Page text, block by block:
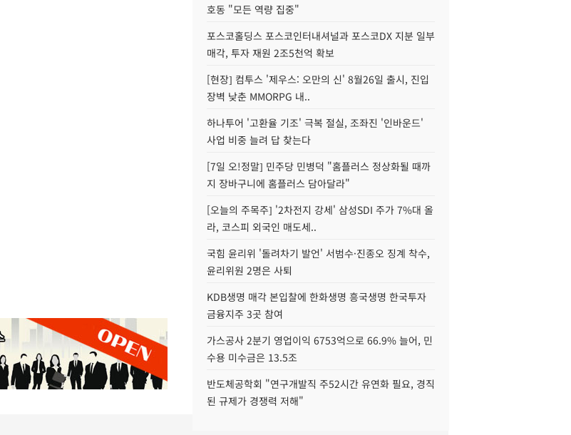
호동 "모든 역량 집중"
포스코홀딩스 포스코인터내셔널과 포스코DX 지분 일부
매각, 투자 재원 2조5천억 확보
[현장] 컴투스 '제우스: 오만의 신' 8월26일 출시, 진입
장벽 낮춘 MMORPG 내..
하나투어 '고환율 기조' 극복 절실, 조좌진 '인바운드'
사업 비중 늘려 답 찾는다
[7일 오!정말] 민주당 민병덕 "홈플러스 정상화될 때까
지 장바구니에 홈플러스 담아달라"
[오늘의 주목주] '2차전지 강세' 삼성SDI 주가 7%대 올
라, 코스피 외국인 매도세..
국힘 윤리위 '돌려차기 발언' 서범수·진종오 징계 착수,
윤리위원 2명은 사퇴
KDB생명 매각 본입찰에 한화생명 흥국생명 한국투자
금융지주 3곳 참여
가스공사 2분기 영업이익 6753억으로 66.9% 늘어, 민
수용 미수금은 13.5조
반도체공학회 "연구개발직 주52시간 유연화 필요, 경직
된 규제가 경쟁력 저해"